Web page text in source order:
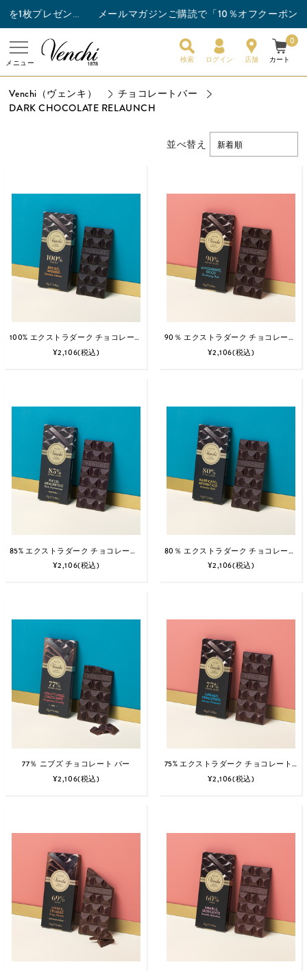
チョコレートバー3枚以上ご購入でスナックバーを1枚プレゼント！ メールマガジンご購読で「10％オフクーポン」プ
メニュー 検索 ログイン 店舗 カート
0
Venchi（ヴェンキ）
チョコレートバー
DARK CHOCOLATE RELAUNCH
並べ替え 新着順
100% エクストラダーク チョコレートバー
¥2,106(税込)
90％ エクストラダーク チョコレート バー
¥2,106(税込)
85% エクストラダーク チョコレート バー
¥2,106(税込)
80％ エクストラダーク チョコレート アロマティック バー
¥2,106(税込)
77％ ニブズ チョコレート バー
¥2,106(税込)
75% エクストラダーク チョコレート バー
¥2,106(税込)